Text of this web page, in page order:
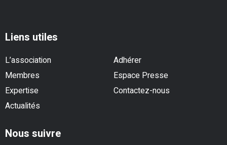
Liens utiles
L’association
Adhérer
Membres
Espace Presse
Expertise
Contactez-nous
Actualités
Nous suivre